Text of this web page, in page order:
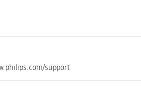
support